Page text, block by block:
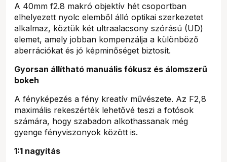
A 40mm f2.8 makró objektív hét csoportban
elhelyezett nyolc elemből álló optikai szerkezetet
alkalmaz, köztük két ultraalacsony szórású (UD)
elemet, amely jobban kompenzálja a különböző
aberrációkat és jó képminőséget biztosít.
Gyorsan állítható manuális fókusz és álomszerű
bokeh
A fényképezés a fény kreatív művészete. Az F2,8
maximális rekeszérték lehetővé teszi a fotósok
számára, hogy szabadon alkothassanak még
gyenge fényviszonyok között is.
1:1 nagyítás